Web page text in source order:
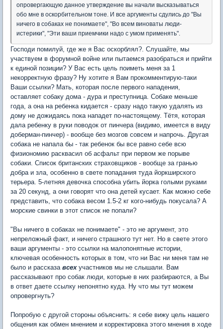
опровергающую данное утверждение вы начали высказываться
обо мне в оскорбительном тоне. И все аргументы сдулись до "Вы
ничего в собаках не понимаете", "Во всем виноваты люди-
истерики", "Эти ваши приемчики надо с умом применять".
Господи помилуй, где же я Вас оскорблял?. Слушайте, мы
участвуем в форумной войне или пытаемся разобраться и прийти
к единой позиции? У Вас есть цель поиметь меня за 1
некорректную фразу? Ну хотите я Вам прокомментирую-таки
Ваши ссылки? Мать, которая после первого нападения,
оставляет собаку дома - дура и преступница. Собаке меньше
года, а она на ребенка кидается - сразу надо такую удалять из
дому не дожидаясь пока нападет по-настоящему. Тётя, которая
дала ребенку в руки поводок от пинчера (видимо, имеется в виду
доберман-пинчер) - вообще без мозгов совсем и напрочь. Другая
собака не напала бы - так ребенок бы все равно себе всю
физиономию расквасил об асфальт при первом же порыве
собаки. Список британских страховщиков - вообще за гранью
добра и зла, особенно в свете попадания туда йоркширского
терьера. 5-летняя девочка способна убить йорка голыми руками
за 20 секунд, а они говорят что она детей кусает. Как можно себе
представить, что собака весом 1.5-2 кг кого-нибудь покусала? А
морские свинки в этот список не попали?
"Вы ничего в собаках не понимаете" - это не аргумент, это
непреложный факт, и ничего страшного тут нет. Но в свете этого
ваши аргументы - это ссылки на малопонятные истории,
ключевая особенность которых в том, что ни Вас ни меня там не
было и рассказа всехучастников мы не слышали. Вам
рассказывают про собак люди, которые в них разбираются, а Вы
в ответ даете ссылку непонятно куда. Ну что мы тут можем
опровергнуть?
Попробую с другой стороны объяснить: я себе вижу цель нашего
общения как обмен мнением и корректировка этого мнения в ходе